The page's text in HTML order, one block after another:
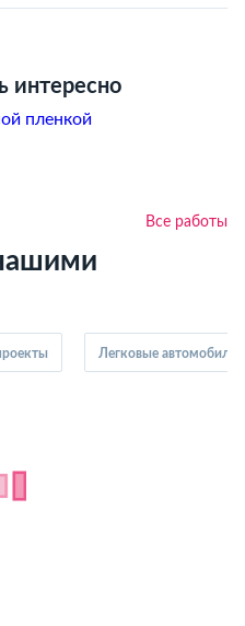
интересно
пленкой
Все работы
Легковые автомобили